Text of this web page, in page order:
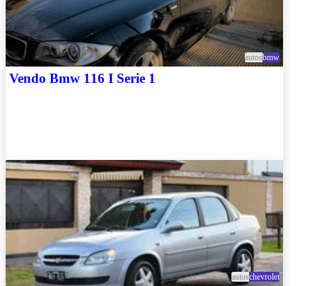
autosbmw
Vendo Bmw 116 I Serie 1
autoschevrolet